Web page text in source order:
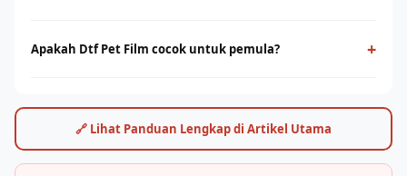
kapasitas produksi. Hubungi tim RhinoCare untuk
Apakah Dtf Pet Film cocok untuk pemula? +
yang tepat. Rhino Indonesia menyediakan training dan
pendampingan after-sales agar bisnis sablon Anda cepat
🔗 Lihat Panduan Lengkap di Artikel Utama